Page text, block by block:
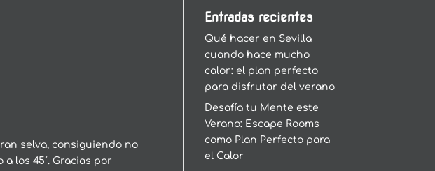
selva, consiguiendo no
los 45´. Gracias por
Entradas recientes
Qué hacer en Sevilla
cuando hace mucho
calor: el plan perfecto
para disfrutar del verano
Desafía tu Mente este
Verano: Escape Rooms
como Plan Perfecto para
el Calor